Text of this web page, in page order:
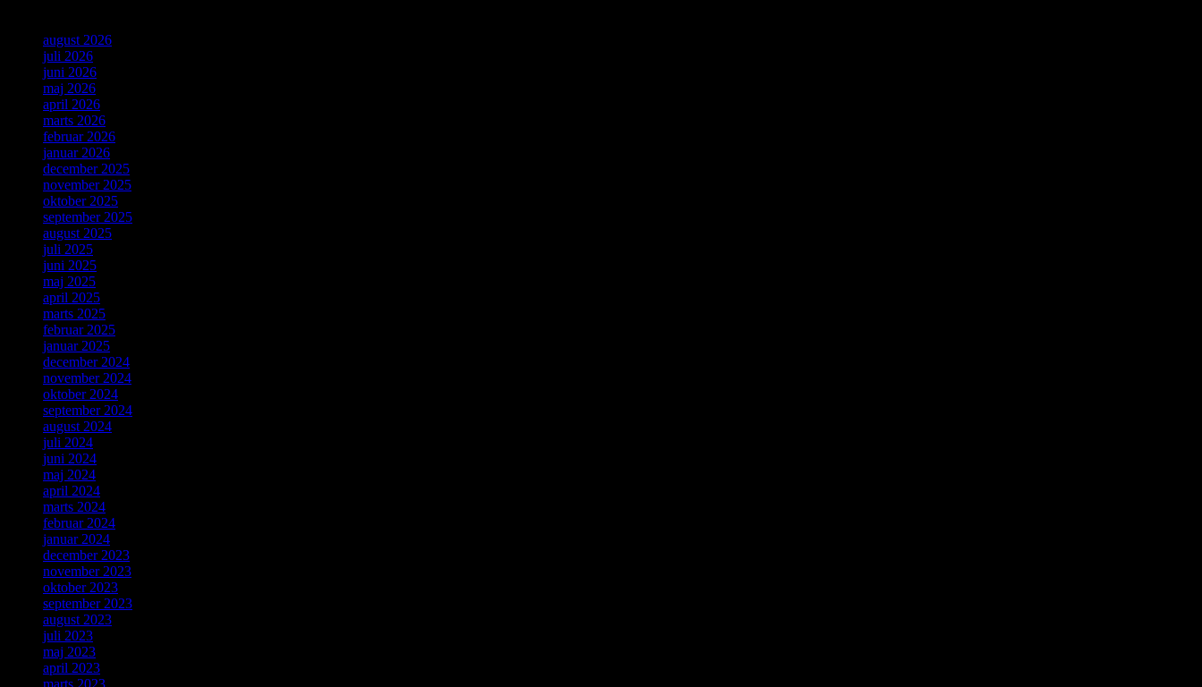
august 2026
juli 2026
juni 2026
maj 2026
april 2026
marts 2026
februar 2026
januar 2026
december 2025
november 2025
oktober 2025
september 2025
august 2025
juli 2025
juni 2025
maj 2025
april 2025
marts 2025
februar 2025
januar 2025
december 2024
november 2024
oktober 2024
september 2024
august 2024
juli 2024
juni 2024
maj 2024
april 2024
marts 2024
februar 2024
januar 2024
december 2023
november 2023
oktober 2023
september 2023
august 2023
juli 2023
maj 2023
april 2023
marts 2023